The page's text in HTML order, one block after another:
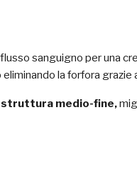
sanguigno per una
la forfora grazie
struttura medio-fine,